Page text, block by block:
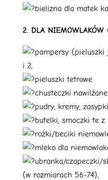
bielizna dla matek
2. DLA NIEMOWLAKÓW
pampersy (pieluszki
i 2,
pieluszki tetrowe
chusteczki
pudry, kremy,
butelki, smoczki te z
rożki/beciki
mleko dla
ubranka/
(w rozmiarach 56-74),